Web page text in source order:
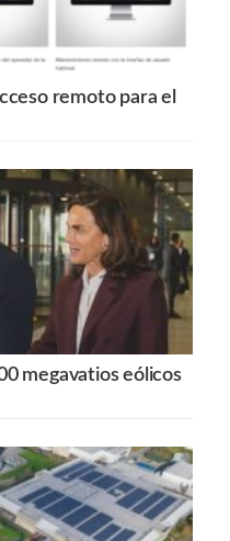
remoto para el
megavatios eólicos